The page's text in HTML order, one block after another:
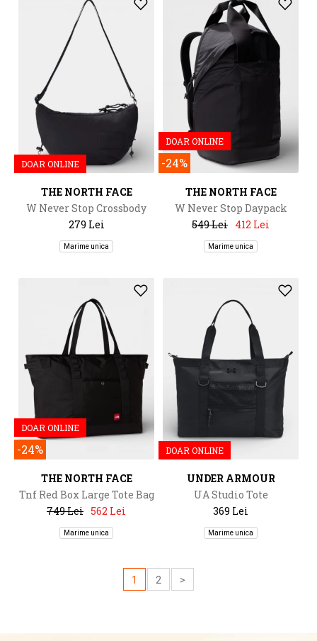
DOAR ONLINE
THE NORTH FACE
W Never Stop Crossbody
279 Lei
Marime unica
DOAR ONLINE
-24%
THE NORTH FACE
W Never Stop Daypack
549 Lei 412 Lei
Marime unica
DOAR ONLINE
-24%
THE NORTH FACE
Tnf Red Box Large Tote Bag
749 Lei 562 Lei
Marime unica
DOAR ONLINE
UNDER ARMOUR
UA Studio Tote
369 Lei
Marime unica
1 2 >